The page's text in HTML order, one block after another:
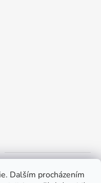
Dalším procházením
Google